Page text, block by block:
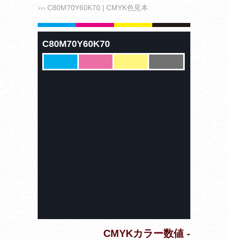
››› C80M70Y60K70 | CMYK色見本
C80M70Y60K70
CMYKカラー数値 -